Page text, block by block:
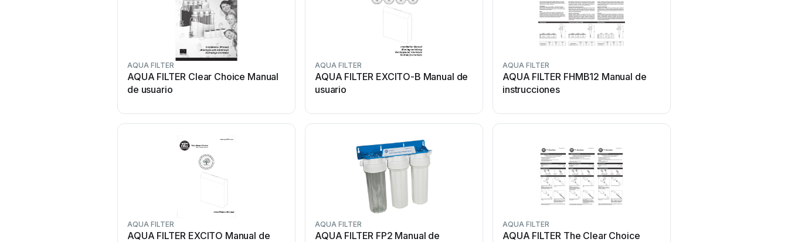
AQUA FILTER
AQUA FILTER Clear Choice Manual
de usuario
AQUA FILTER
AQUA FILTER EXCITO-B Manual de
usuario
AQUA FILTER
AQUA FILTER FHMB12 Manual de
instrucciones
AQUA FILTER
AQUA FILTER EXCITO Manual de
AQUA FILTER
AQUA FILTER FP2 Manual de
AQUA FILTER
AQUA FILTER The Clear Choice